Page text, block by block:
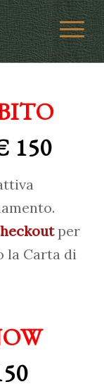
150
per
la Carta di